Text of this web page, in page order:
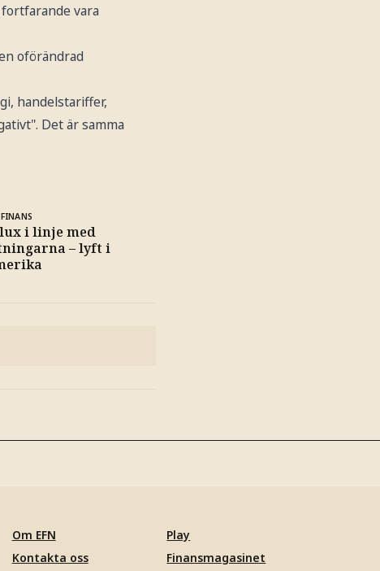
vara
oförändrad
handelstariffer,
Det är samma
i linje med
– lyft i
Om EFN
Kontakta oss
Play
Finansmagasinet